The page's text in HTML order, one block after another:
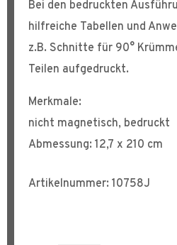
Bei den bedruckten
hilfreiche Tabellen und
z.B. Schnitte für 90°
Teilen aufgedruckt.
Merkmale:
nicht magnetisch, bedruckt
Abmessung: 12,7 x 210 cm
Artikelnummer: 10758J